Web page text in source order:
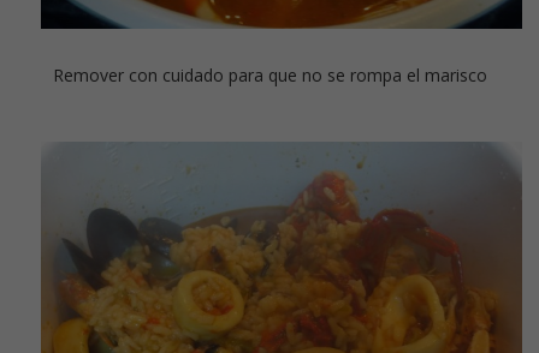
Remover con cuidado para que no se rompa el marisco